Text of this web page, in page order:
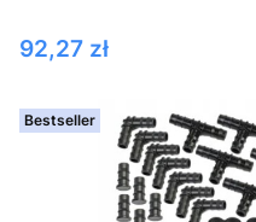
Cena
92,27 zł
Bestseller